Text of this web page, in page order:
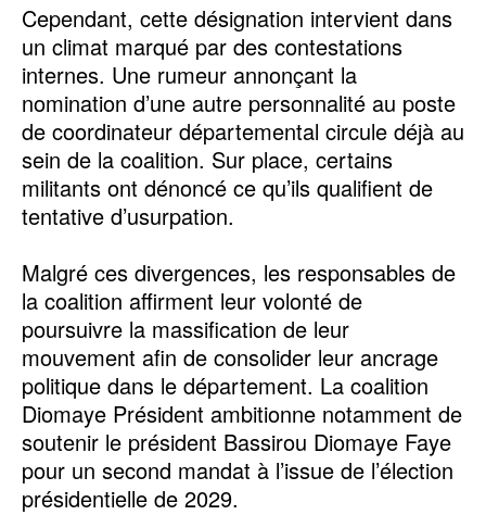
Cependant, cette désignation intervient dans
un climat marqué par des contestations
internes. Une rumeur annonçant la
nomination d’une autre personnalité au poste
de coordinateur départemental circule déjà au
sein de la coalition. Sur place, certains
militants ont dénoncé ce qu’ils qualifient de
tentative d’usurpation.
Malgré ces divergences, les responsables de
la coalition affirment leur volonté de
poursuivre la massification de leur
mouvement afin de consolider leur ancrage
politique dans le département. La coalition
Diomaye Président ambitionne notamment de
soutenir le président Bassirou Diomaye Faye
pour un second mandat à l’issue de l’élection
présidentielle de 2029.